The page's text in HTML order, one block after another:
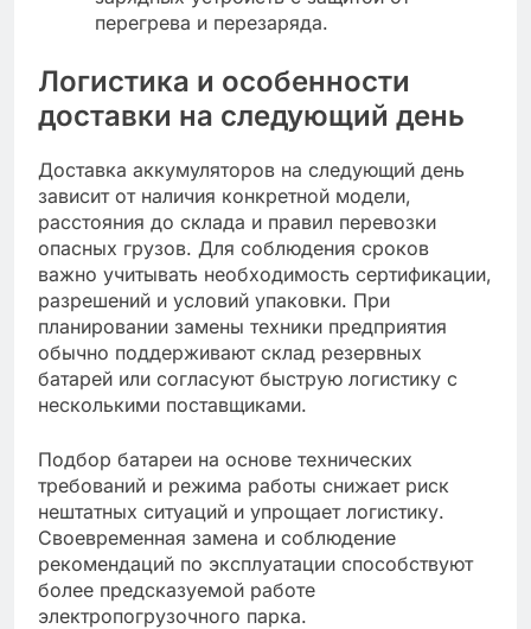
перегрева и перезаряда.
Логистика и особенности
доставки на следующий день
Доставка аккумуляторов на следующий день
зависит от наличия конкретной модели,
расстояния до склада и правил перевозки
опасных грузов. Для соблюдения сроков
важно учитывать необходимость сертификации,
разрешений и условий упаковки. При
планировании замены техники предприятия
обычно поддерживают склад резервных
батарей или согласуют быструю логистику с
несколькими поставщиками.
Подбор батареи на основе технических
требований и режима работы снижает риск
нештатных ситуаций и упрощает логистику.
Своевременная замена и соблюдение
рекомендаций по эксплуатации способствуют
более предсказуемой работе
электропогрузочного парка.